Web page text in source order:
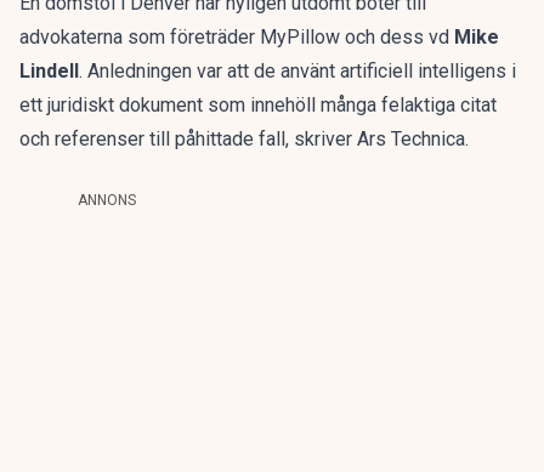
advokaterna som företräder MyPillow och dess vd Mike
Lindell. Anledningen var att de använt artificiell intelligens i
ett juridiskt dokument som innehöll många felaktiga citat
och referenser till påhittade fall, skriver Ars Technica.
ANNONS